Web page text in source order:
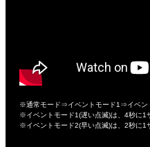
※通常モード⇒イベントモード1⇒イベン
※イベントモード1(遅い点滅)は、4秒に1
※イベントモード2(早い点滅)は、2秒に1